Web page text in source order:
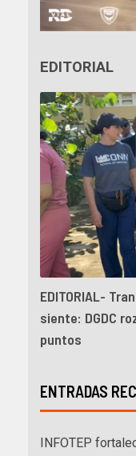
EDITORIAL
EDITORIAL-
siente: DGDC
puntos
ENTRADAS
INFOTEP